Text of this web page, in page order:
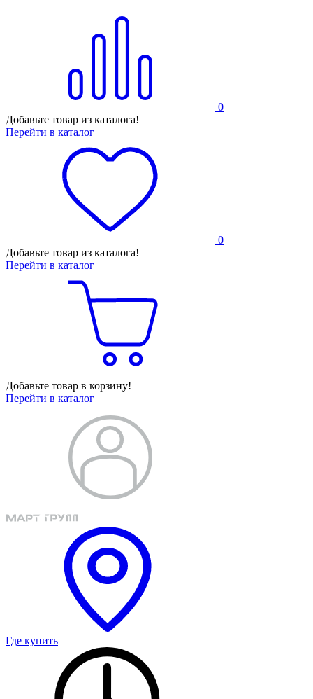
0
Добавьте товар из каталога!
Перейти в каталог
0
Добавьте товар из каталога!
Перейти в каталог
Добавьте товар в корзину!
Перейти в каталог
Где купить